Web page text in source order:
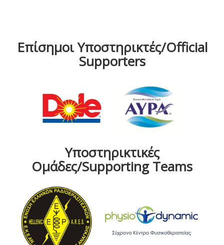
Επίσημοι Υποστηρικτές/Official
Supporters
Υποστηρικτικές
Ομάδες/Supporting Teams